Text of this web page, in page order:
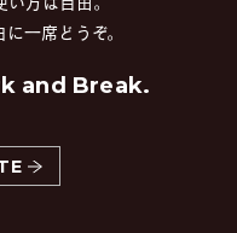
一席どうぞ。
and Break.